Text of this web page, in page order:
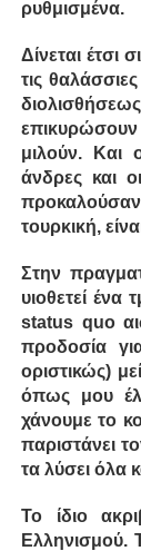
ρυθμισμένα.
Δίνεται έτσι
τις
επικυρώσουν
μιλούν. Και
άνδρες και
προκαλούσαν
τουρκική,
Στην
υιοθετεί ένα
status quo
προδοσία
οριστικώς)
όπως μου
χάνουμε το
παριστάνει
τα λύσει όλα
Το ίδιο
Ελληνισμού.